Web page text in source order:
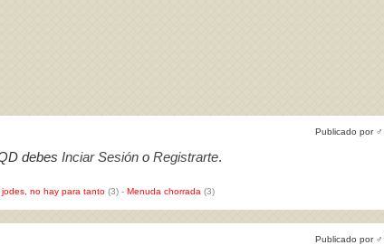
Publicado por ♂
debes Inciar Sesión o Registrarte.
jodes, no hay para tanto (3) - Menuda chorrada (3)
Publicado por ♂